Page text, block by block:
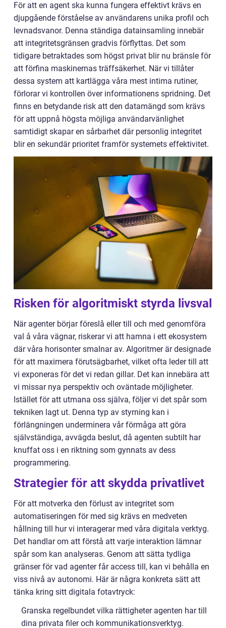
För att en agent ska kunna fungera effektivt krävs en
djupgående förståelse av användarens unika profil och
levnadsvanor. Denna ständiga datainsamling innebär
att integritetsgränsen gradvis förflyttas. Det som
tidigare betraktades som högst privat blir nu bränsle för
att förfina maskinernas träffsäkerhet. När vi tillåter
dessa system att kartlägga våra mest intima rutiner,
förlorar vi kontrollen över informationens spridning. Det
finns en betydande risk att den datamängd som krävs
för att uppnå högsta möjliga användarvänlighet
samtidigt skapar en sårbarhet där personlig integritet
blir en sekundär prioritet framför systemets effektivitet.
Risken för algoritmiskt styrda livsval
När agenter börjar föreslå eller till och med genomföra
val å våra vägnar, riskerar vi att hamna i ett ekosystem
där våra horisonter smalnar av. Algoritmer är designade
för att maximera förutsägbarhet, vilket ofta leder till att
vi exponeras för det vi redan gillar. Det kan innebära att
vi missar nya perspektiv och oväntade möjligheter.
Istället för att utmana oss själva, följer vi det spår som
tekniken lagt ut. Denna typ av styrning kan i
förlängningen underminera vår förmåga att göra
självständiga, avvägda beslut, då agenten subtilt har
knuffat oss i en riktning som gynnats av dess
programmering.
Strategier för att skydda privatlivet
För att motverka den förlust av integritet som
automatiseringen för med sig krävs en medveten
hållning till hur vi interagerar med våra digitala verktyg.
Det handlar om att förstå att varje interaktion lämnar
spår som kan analyseras. Genom att sätta tydliga
gränser för vad agenter får access till, kan vi behålla en
viss nivå av autonomi. Här är några konkreta sätt att
tänka kring sitt digitala fotavtryck:
Granska regelbundet vilka rättigheter agenten har till
dina privata filer och kommunikationsverktyg.